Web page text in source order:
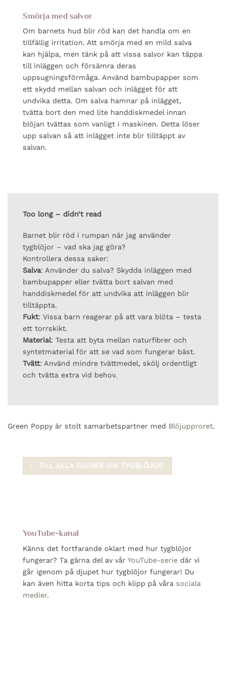
Smörja med salvor
Om barnets hud blir röd kan det handla om en
tillfällig irritation. Att smörja med en mild salva
kan hjälpa, men tänk på att vissa salvor kan täppa
till inläggen och försämra deras
uppsugningsförmåga. Använd bambupapper som
ett skydd mellan salvan och inlägget för att
undvika detta. Om salva hamnar på inlägget,
tvätta bort den med lite handdiskmedel innan
blöjan tvättas som vanligt i maskinen. Detta löser
upp salvan så att inlägget inte blir tilltäppt av
salvan.
Too long – didn’t read
Barnet blir röd i rumpan när jag använder
tygblöjor – vad ska jag göra?
Kontrollera dessa saker:
Salva: Använder du salva? Skydda inläggen med
bambupapper eller tvätta bort salvan med
handdiskmedel för att undvika att inläggen blir
tilltäppta.
Fukt: Vissa barn reagerar på att vara blöta – testa
ett torrskikt.
Material: Testa att byta mellan naturfibrer och
syntetmaterial för att se vad som fungerar bäst.
Tvätt: Använd mindre tvättmedel, skölj ordentligt
och tvätta extra vid behov.
Green Poppy är stolt samarbetspartner med Blöjupproret.
TILL ALLA GUIDER OM TYGBLÖJOR
YouTube-kanal
Känns det fortfarande oklart med hur tygblöjor
fungerar? Ta gärna del av vår YouTube-serie där vi
går igenom på djupet hur tygblöjor fungerar! Du
kan även hitta korta tips och klipp på våra sociala
medier.